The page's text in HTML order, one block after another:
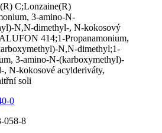
C;Lonzaine(R)
3-amino-N-
N,N-dimethyl-, N-kokosový
414;1-Propanamonium,
N,N-dimethyl;1-
3-amino-N-(karboxymethyl)-
N-kokosové acylderiváty,
soli
0
058-8